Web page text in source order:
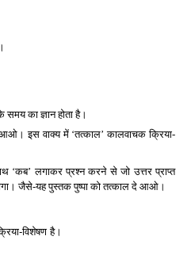
का ज्ञान होता है।
इस वाक्य में ‘तत्काल’ कालवाचक क्रिया-
‘कब’ लगाकर प्रश्न करने से जो उत्तर प्राप्त
जैसे-यह पुस्तक पुष्पा को तत्काल दे आओ।
विशेषण है।